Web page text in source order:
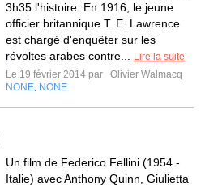
3h35 l'histoire: En 1916, le jeune
officier britannique T. E. Lawrence
est chargé d'enquêter sur les
révoltes arabes contre...
Lire la suite
Le 19 février 2014 par
Olivier Walmacq
NONE NONE
Un film de Federico Fellini (1954 -
Italie) avec Anthony Quinn, Giulietta